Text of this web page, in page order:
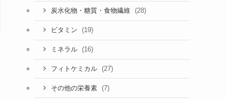
炭水化物・糖質・食物繊維 (28)
ビタミン (19)
ミネラル (16)
フィトケミカル (27)
その他の栄養素 (7)